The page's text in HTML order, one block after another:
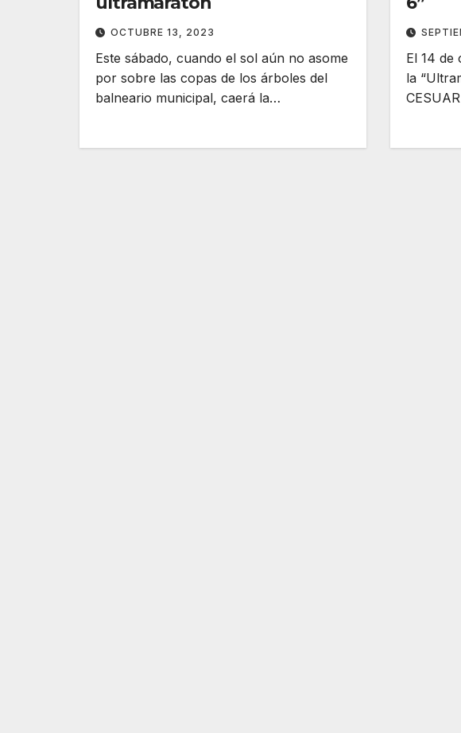
OCTUBRE 13, 2023
Este sábado, cuando el sol aún no asome
por sobre las copas de los árboles del
balneario municipal, caerá la…
El 14 de
la